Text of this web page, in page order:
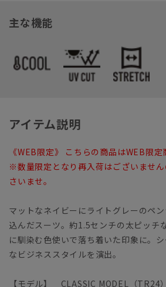
主な機能
アイテム説明
《WEB限定》 こちらの商品はWEB限定
※数量限定となり再入荷はございませ
さいませ。
マットなネイビーにライトグレーのペ
込んだスーツ。約1.5センチの太ピッチ
に馴染む色使いで落ち着いた印象に。
なビジネススタイルを演出。
【モデル】 CLASSIC MODEL（TR24）